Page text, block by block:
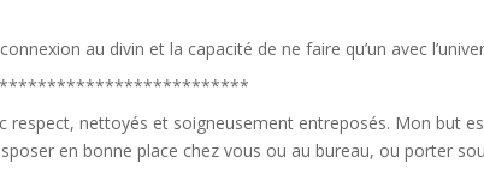
au divin et la capacité de ne faire qu’un avec
respect, nettoyés et soigneusement entreposés. Mon but
en bonne place chez vous ou au bureau, ou porter